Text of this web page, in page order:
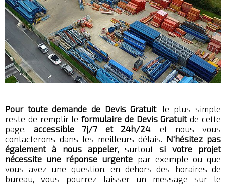
Pour toute demande de Devis Gratuit, le plus simple
reste de remplir leformulaire de Devis Gratuitde cette
page, accessible 7j/7 et 24h/24, et nous vous
contacterons dans les meilleurs délais. N'hésitez pas
également à nous appeler, surtoutsi votre projet
nécessite une réponse urgente par exemple ou que
vous avez une question, en dehors des horaires de
bureau, vous pourrez laisser un message sur le